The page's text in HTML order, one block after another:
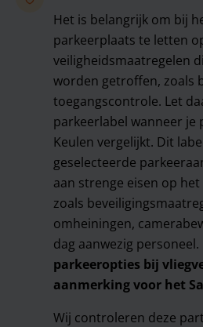
Het is belangrijk om bij
parkeerplaats te letten
veiligheidsmaatregelen
worden getroffen, zoals
toegangscontrole. Let
parkeerlabel wanneer je
Keulen vergelijkt. Dit
geselecteerde
aan strenge eisen op
zoals
omheiningen,
dag aanwezig
parkeeropties bij
aanmerking voor het
Wij controleren deze